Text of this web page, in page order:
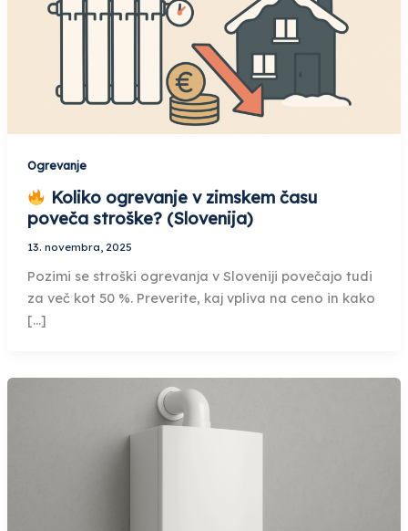
Ogrevanje
Koliko ogrevanje v zimskem času
poveča stroške? (Slovenija)
13. novembra, 2025
Pozimi se stroški ogrevanja v Sloveniji povečajo tudi
za več kot 50 %. Preverite, kaj vpliva na ceno in kako
[…]